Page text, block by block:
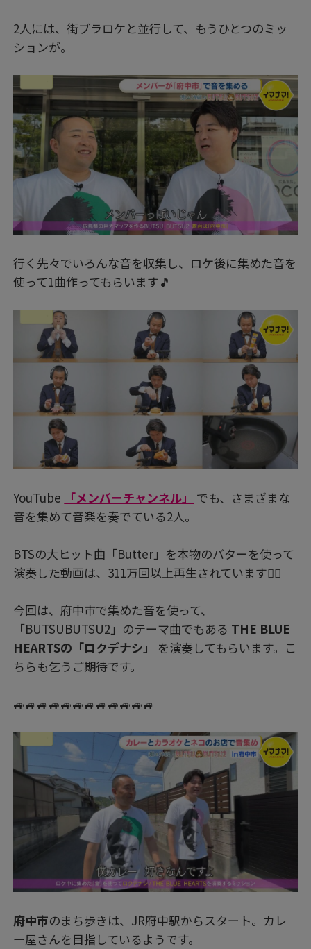
2人には、街ブラロケと並行して、もうひとつのミッ
ションが。
行く先々でいろんな音を収集し、ロケ後に集めた音を
使って1曲作ってもらいます🎵
YouTube 「メンバーチャンネル」
でも、さまざまな
音を集めて音楽を奏でている2人。
BTSの大ヒット曲「Butter」を本物のバターを使って
演奏した動画は、311万回以上再生されています👍🏻
今回は、府中市で集めた音を使って、
「BUTSUBUTSU2」のテーマ曲でもある THE BLUE
HEARTSの「ロクデナシ」
を演奏してもらいます。こ
ちらも乞うご期待です。
🚙🚙🚙🚙🚙🚙🚙🚙🚙🚙🚙🚙
府中市のまち歩きは、JR府中駅からスタート。カレ
ー屋さんを目指しているようです。